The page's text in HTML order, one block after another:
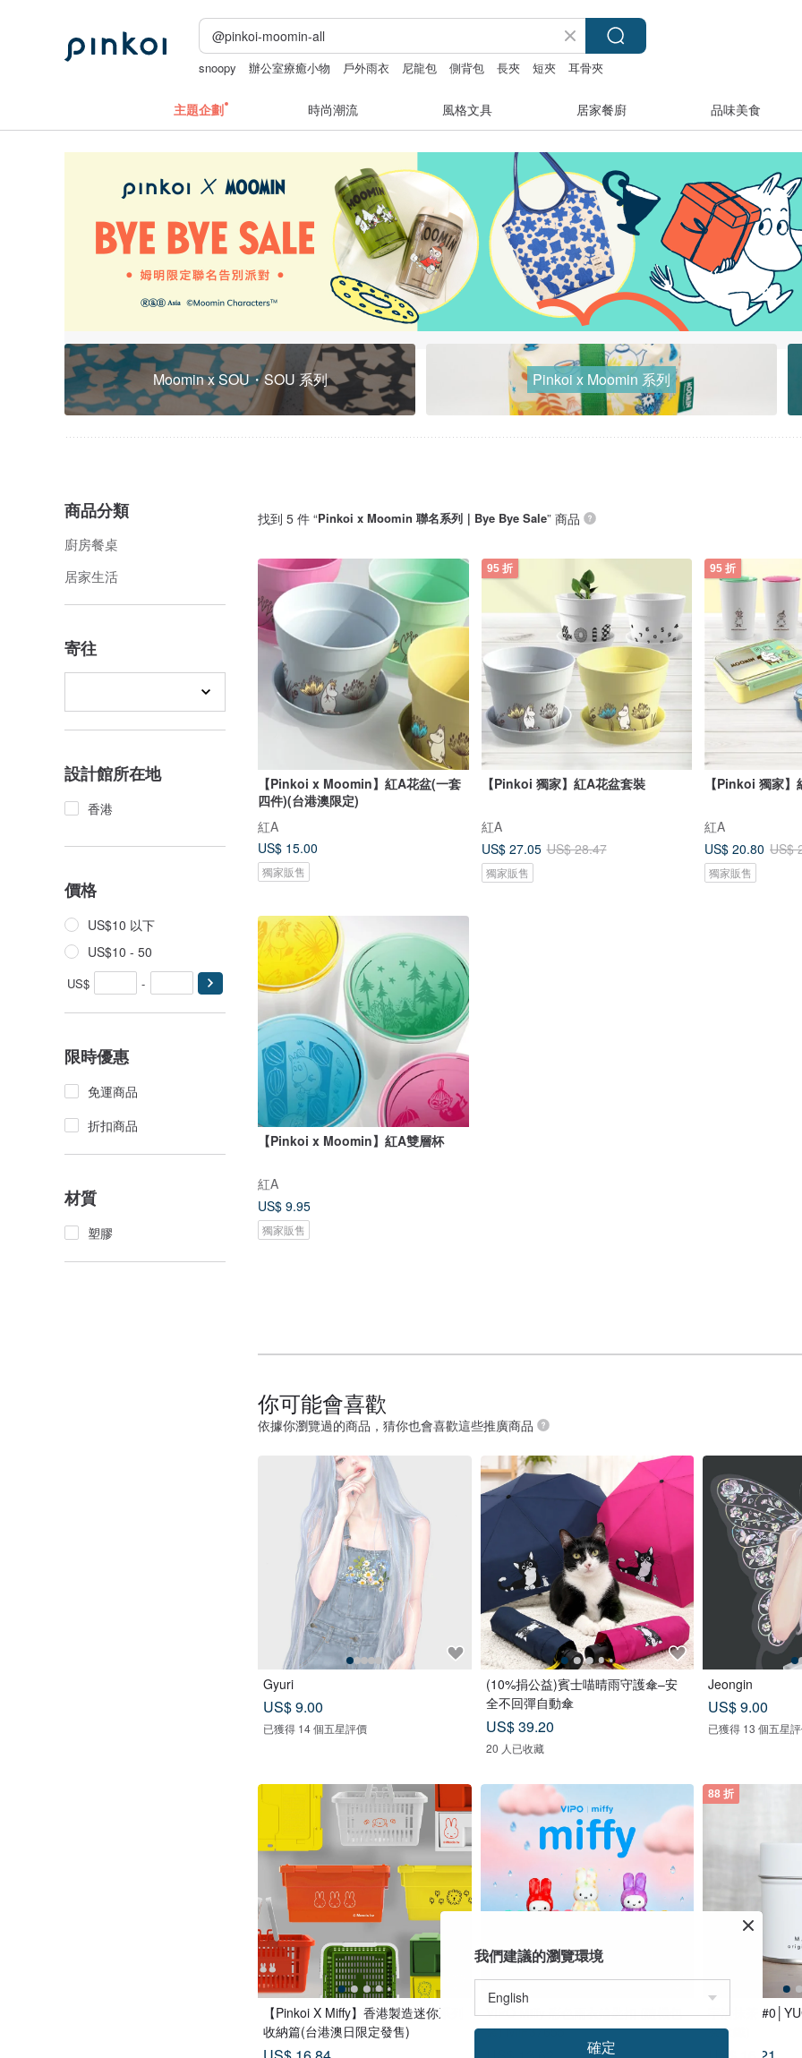
snoopy 辦公室療癒小物 戶外雨衣 尼龍包 側背包 長夾 短夾 耳骨夾
主題企劃 時尚潮流 風格文具 居家餐廚 品味美食
Moomin x SOU・SOU 系列 Pinkoi x Moomin 系列
商品分類
廚房餐桌
居家生活
寄往
設計館所在地
香港
價格
US$10 以下
US$10 - 50
US$ -
限時優惠
免運商品
折扣商品
材質
塑膠
找到 5 件 “Pinkoi x Moomin 聯名系列｜Bye Bye Sale” 商品
【Pinkoi x Moomin】紅A花盆(一套
四件)(台港澳限定)
紅A
US$ 15.00
獨家販售
95 折
【Pinkoi 獨家】紅A花盆套裝
紅A
US$ 27.05 US$ 28.47
獨家販售
95 折
【Pinkoi 獨家
紅A
US$ 20.80 US$
獨家販售
【Pinkoi x Moomin】紅A雙層杯
紅A
US$ 9.95
獨家販售
你可能會喜歡
依據你瀏覽過的商品，猜你也會喜歡這些推廣商品
Gyuri
US$ 9.00
已獲得 14 個五星評價
(10%捐公益)賓士喵晴雨守護傘–安
全不回彈自動傘
US$ 39.20
20 人已收藏
Jeongin
US$ 9.00
已獲得 13 個五星
【Pinkoi X Miffy】香港製造迷你系列
收納篇(台港澳日限定發售)
VIPO Miffy 彩色雨衣鑰匙扣 (隨機包
裝) MIF37655
88 折
宇治抹茶
茶拿鐵)
我們建議的瀏覽環境
確定